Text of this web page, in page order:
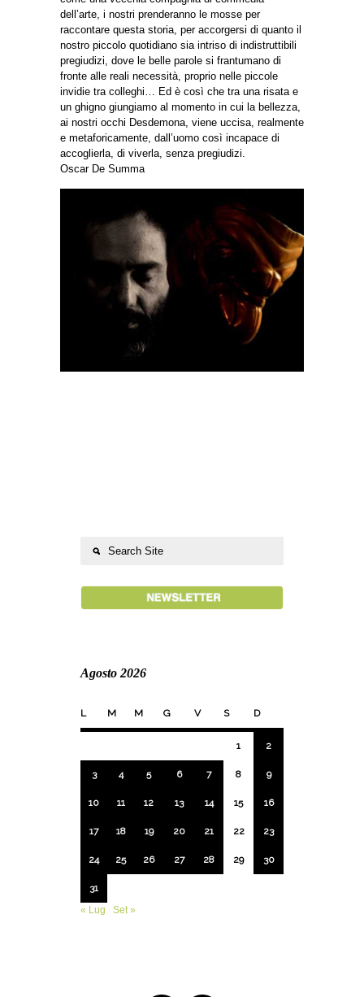
dell’arte, i nostri prenderanno le mosse per
raccontare questa storia, per accorgersi di quanto il
nostro piccolo quotidiano sia intriso di indistruttibili
pregiudizi, dove le belle parole si frantumano di
fronte alle reali necessità, proprio nelle piccole
invidie tra colleghi… Ed è così che tra una risata e
un ghigno giungiamo al momento in cui la bellezza,
ai nostri occhi Desdemona, viene uccisa, realmente
e metaforicamente, dall’uomo così incapace di
accoglierla, di viverla, senza pregiudizi.
Oscar De Summa
Agosto 2026
L M M G V S D
1 2
3 4 5 6 7 8 9
10 11 12 13 14 15 16
17 18 19 20 21 22 23
24 25 26 27 28 29 30
31
« Lug
Set »